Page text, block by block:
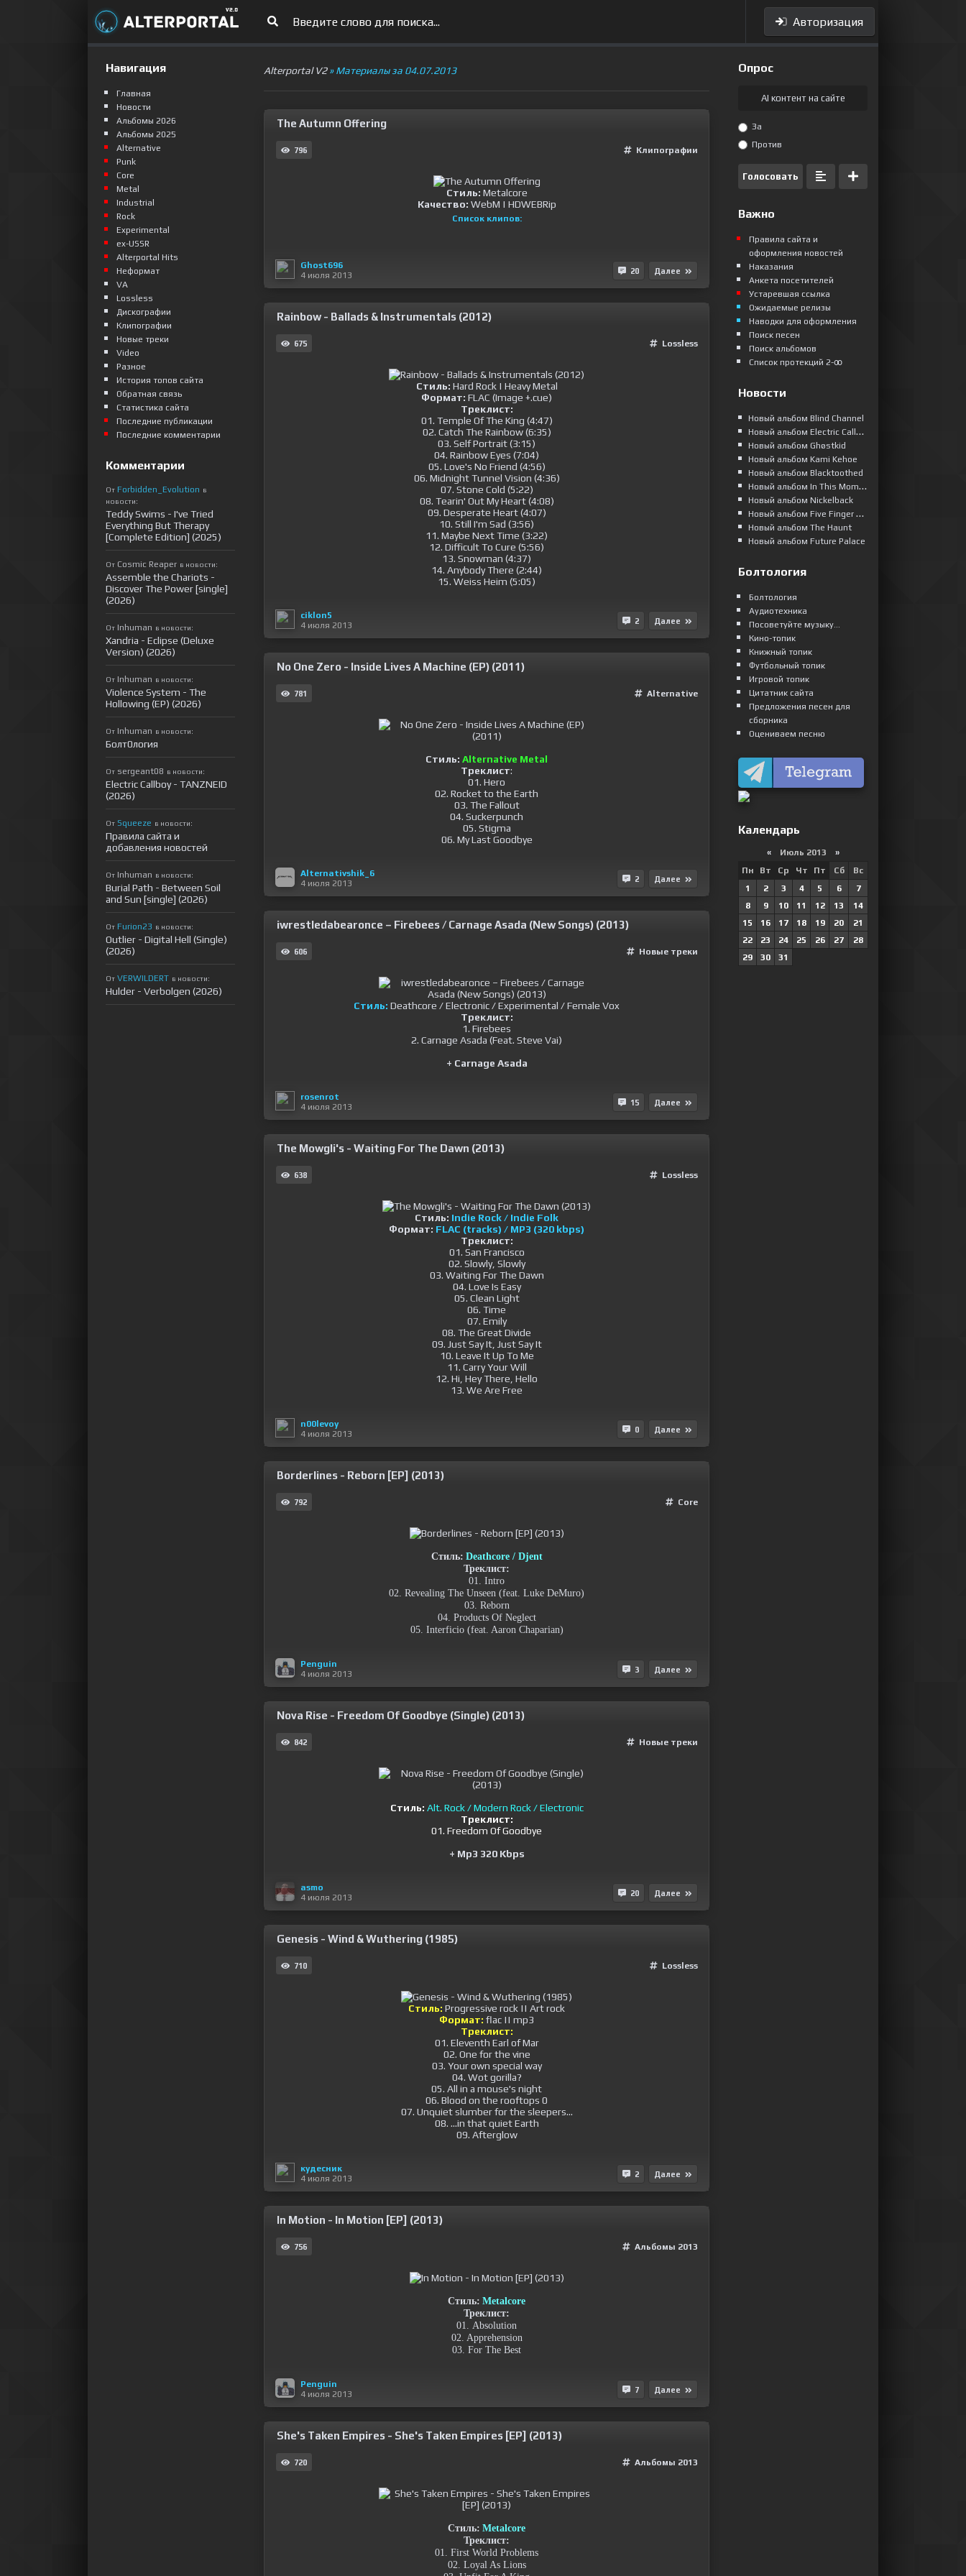
Авторизация
Alterportal V2» Материалы за 04.07.2013
The Autumn Offering
796 Клипографии
Стиль: Metalcore
Качество: WebM | HDWEBRip
Список клипов:
Ghost696
4 июля 2013
20 Далее
Rainbow - Ballads & Instrumentals (2012)
675 Lossless
Стиль: Hard Rock | Heavy Metal
Формат: FLAC (Image +.cue)
Треклист:
01. Temple Of The King (4:47)
02. Catch The Rainbow (6:35)
03. Self Portrait (3:15)
04. Rainbow Eyes (7:04)
05. Love's No Friend (4:56)
06. Midnight Tunnel Vision (4:36)
07. Stone Cold (5:22)
08. Tearin' Out My Heart (4:08)
09. Desperate Heart (4:07)
10. Still I'm Sad (3:56)
11. Maybe Next Time (3:22)
12. Difficult To Cure (5:56)
13. Snowman (4:37)
14. Anybody There (2:44)
15. Weiss Heim (5:05)
ciklon5
4 июля 2013
2 Далее
No One Zero - Inside Lives A Machine (EP) (2011)
781 Alternative
Стиль: Alternative Metal
Треклист:
01. Hero
02. Rocket to the Earth
03. The Fallout
04. Suckerpunch
05. Stigma
06. My Last Goodbye
Alternativshik_6
4 июля 2013
2 Далее
iwrestledabearonce – Firebees / Carnage Asada (New Songs) (2013)
606 Новые треки
Стиль: Deathcore / Electronic / Experimental / Female Vox
Треклист:
1. Firebees
2. Carnage Asada (Feat. Steve Vai)
+ Carnage Asada
rosenrot
4 июля 2013
15 Далее
The Mowgli's - Waiting For The Dawn (2013)
638 Lossless
Стиль: Indie Rock / Indie Folk
Формат: FLAC (tracks) / MP3 (320 kbps)
Треклист:
01. San Francisco
02. Slowly, Slowly
03. Waiting For The Dawn
04. Love Is Easy
05. Clean Light
06. Time
07. Emily
08. The Great Divide
09. Just Say It, Just Say It
10. Leave It Up To Me
11. Carry Your Will
12. Hi, Hey There, Hello
13. We Are Free
n00levoy
4 июля 2013
0 Далее
Borderlines - Reborn [EP] (2013)
792 Сore
Стиль: Deathcore / Djent
Треклист:
01. Intro
02. Revealing The Unseen (feat. Luke DeMuro)
03. Reborn
04. Products Of Neglect
05. Interficio (feat. Aaron Chaparian)
Penguin
4 июля 2013
3 Далее
Nova Rise - Freedom Of Goodbye (Single) (2013)
842 Новые треки
Стиль: Alt. Rock / Modern Rock / Electronic
Треклист:
01. Freedom Of Goodbye
+ Mp3 320 Kbps
asmo
4 июля 2013
20 Далее
Genesis - Wind & Wuthering (1985)
710 Lossless
Стиль: Progressive rock || Art rock
Формат: flac || mp3
Треклист:
01. Eleventh Earl of Mar
02. One for the vine
03. Your own special way
04. Wot gorilla?
05. All in a mouse's night
06. Blood on the rooftops 0
07. Unquiet slumber for the sleepers...
08. ...in that quiet Earth
09. Afterglow
кудесник
4 июля 2013
2 Далее
In Motion - In Motion [EP] (2013)
756 Альбомы 2013
Стиль: Metalcore
Треклист:
01. Absolution
02. Apprehension
03. For The Best
Penguin
4 июля 2013
7 Далее
She's Taken Empires - She's Taken Empires [EP] (2013)
720 Альбомы 2013
Стиль: Metalcore
Треклист:
01. First World Problems
02. Loyal As Lions
Навигация
Главная
Новости
Альбомы 2026
Альбомы 2025
Alternative
Punk
Сore
Metal
Industrial
Rock
Experimental
ex-USSR
Alterportal Hits
Неформат
VA
Lossless
Дискографии
Клипографии
Новые треки
Video
Разное
История топов сайта
Обратная связь
Статистика сайта
Последние публикации
Последние комментарии
Комментарии
От Forbidden_Evolution в
новости:
Teddy Swims - I've Tried
Everything But Therapy
[Complete Edition] (2025)
От Cosmic Reaper в новости:
Assemble the Chariots -
Discover The Power [single]
(2026)
От Inhuman в новости:
Xandria - Eclipse (Deluxe
Version) (2026)
От Inhuman в новости:
Violence System - The
Hollowing (EP) (2026)
От Inhuman в новости:
Болт0логия
От sergeant08 в новости:
Electric Callboy - TANZNEID
(2026)
От Squeeze в новости:
Правила сайта и
добавления новостей
От Inhuman в новости:
Burial Path - Between Soil
and Sun [single] (2026)
От Furion23 в новости:
Outlier - Digital Hell (Single)
(2026)
От VERWILDERT в новости:
Hulder - Verbolgen (2026)
Опрос
AI контент на сайте
За
Против
Голосовать
Важно
Правила сайта и
оформления новостей
Наказания
Анкета посетителей
Устаревшая ссылка
Ожидаемые релизы
Наводки для оформления
Поиск песен
Поиск альбомов
Список протекций 2-ꝏ
Новости
Новый альбом Blind Channel
Новый альбом Electric Callboy
Новый альбом Ghøstkid
Новый альбом Kami Kehoe
Новый альбом Blacktoothed
Новый альбом In This Moment
Новый альбом Nickelback
Новый альбом Five Finger Death Punch
Новый альбом The Haunt
Новый альбом Future Palace
Болтология
Болтология
Аудиотехника
Посоветуйте музыку...
Кино-топик
Книжный топик
Футбольный топик
Игровой топик
Цитатник сайта
Предложения песен для
сборника
Оцениваем песню
Календарь
«Июль 2013 »
Пн
Вт Ср Чт Пт Сб
Вс
1
2 3 4 5 6
7
8
9 10 11 12 13
14
15
16 17 18 19 20
21
22
23 24 25 26 27
28
29
30 31